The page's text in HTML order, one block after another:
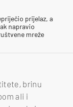
prijelaz, a
napravio
mreže
brinu
ali i